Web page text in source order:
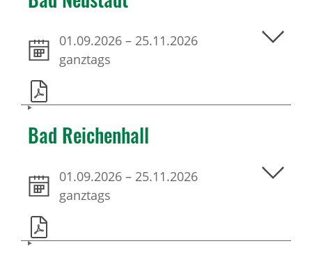
01.09.2026 – 25.11.2026
ganztags
Bad Reichenhall
01.09.2026 – 25.11.2026
ganztags